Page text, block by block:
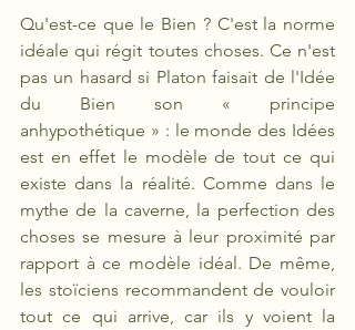
Qu'est-ce que le Bien ? C'est la norme
idéale qui régit toutes choses. Ce n'est
pas un hasard si Platon faisait de l'Idée
du Bien son « principe
anhypothétique » : le monde des Idées
est en effet le modèle de tout ce qui
existe dans la réalité. Comme dans le
mythe de la caverne, la perfection des
choses se mesure à leur proximité par
rapport à ce modèle idéal. De même,
les stoïciens recommandent de vouloir
tout ce qui arrive, car ils y voient la